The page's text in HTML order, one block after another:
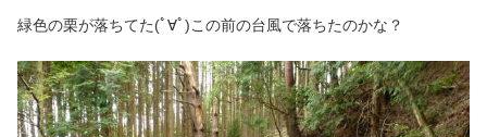
緑色の栗が落ちてた(ﾟ∀ﾟ)この前の台風で落ちたのかな？